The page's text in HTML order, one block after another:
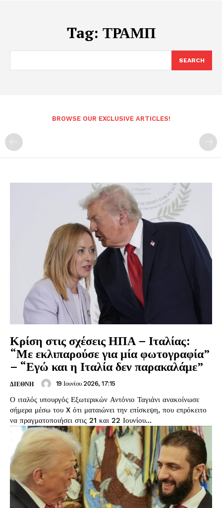
Tag: ΤΡΑΜΠ
SEARCH
BROWSE OUR EXCLUSIVE ARTICLES!
Κρίση στις σχέσεις ΗΠΑ – Ιταλίας:
“Με εκλιπαρούσε για μία φωτογραφία”
– “Εγώ και η Ιταλία δεν παρακαλάμε”
ΔΙΕΘΝΗ 19 Ιουνίου 2026, 17:15
Ο ιταλός υπουργός Εξωτερικών Αντόνιο Ταγιάνι ανακοίνωσε
σήμερα μέσω του X ότι ματαιώνει την επίσκεψη, που επρόκειτο
να πραγματοποιήσει στις 21 και 22 Ιουνίου...